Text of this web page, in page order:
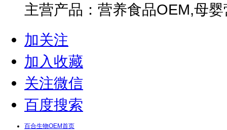
主营产品：营养食品OEM,母
加关注
加入收藏
关注微信
百度搜索
百合生物OEM首页